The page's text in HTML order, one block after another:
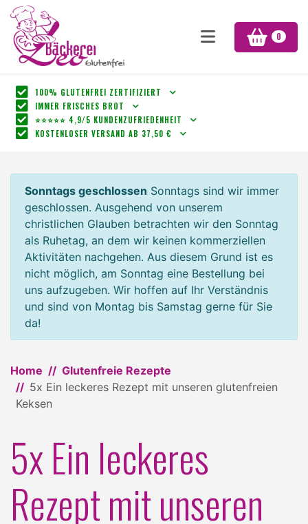
0
100% GLUTENFREI ZERTIFIZIERT
IMMER FRISCHES BROT
⭐⭐⭐⭐⭐ 4,9/5 KUNDENZUFRIEDENHEIT
KOSTENLOSER VERSAND AB 37,50 €
Sonntags geschlossen Sonntags sind wir immer
geschlossen. Ausgehend von unserem
christlichen Glauben betrachten wir den Sonntag
als Ruhetag, an dem wir keinen kommerziellen
Aktivitäten nachgehen. Aus diesem Grund ist es
nicht möglich, am Sonntag eine Bestellung bei
uns aufzugeben. Wir hoffen auf Ihr Verständnis
und sind von Montag bis Samstag gerne für Sie
da!
Home
Glutenfreie Rezepte
5x Ein leckeres Rezept mit unseren glutenfreien
Keksen
5x Ein leckeres
Rezept mit unseren